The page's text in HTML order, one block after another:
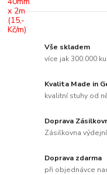
Vše skladem
více jak 300.000
Kvalita Made in
kvalitní stuhy od
Doprava
Zásilkovna
Doprava zdarma
při objednávce